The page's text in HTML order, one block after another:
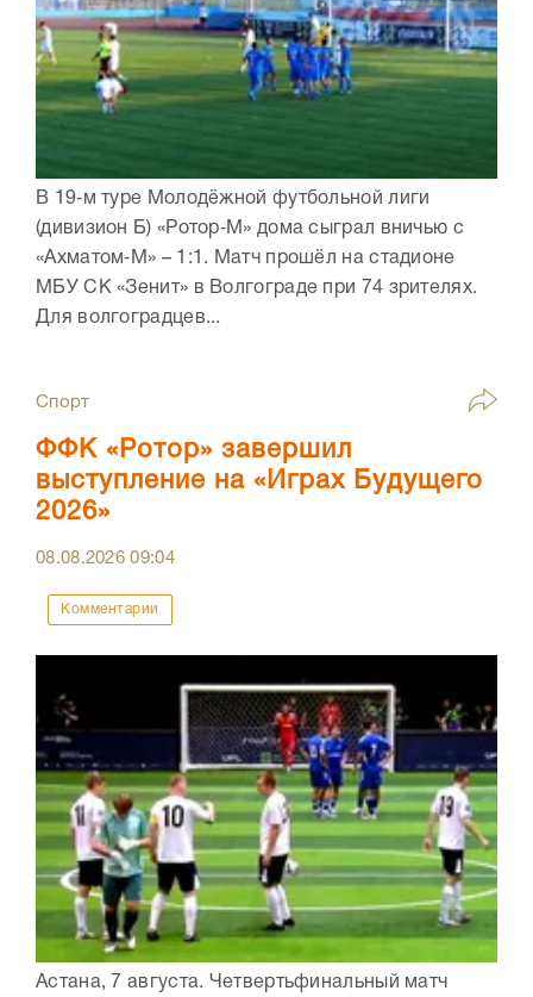
В 19‑м туре Молодёжной футбольной лиги
(дивизион Б) «Ротор‑М» дома сыграл вничью с
«Ахматом‑М» – 1:1. Матч прошёл на стадионе
МБУ СК «Зенит» в Волгограде при 74 зрителях.
Для волгоградцев...
Спорт
ФФК «Ротор» завершил
выступление на «Играх Будущего
2026»
08.08.202609:04
Комментарии
Астана, 7 августа. Четвертьфинальный матч